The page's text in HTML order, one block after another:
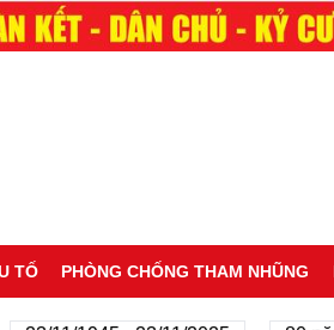
TỐ PHÒNG CHỐNG THAM NHŨNG